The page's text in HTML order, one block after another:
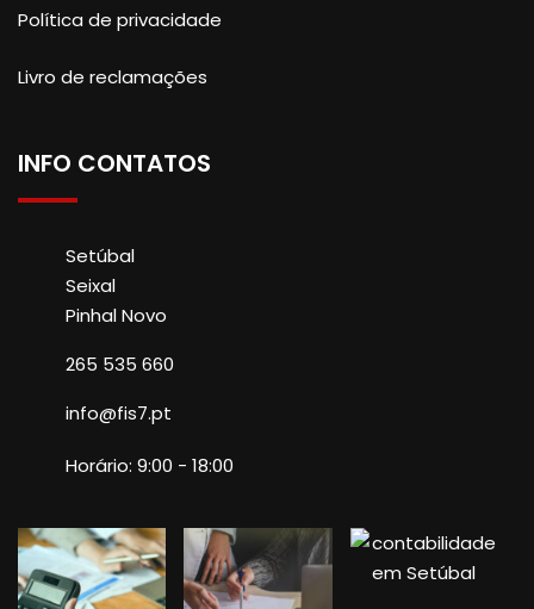
Política de privacidade
Livro de reclamações
INFO CONTATOS
Setúbal
Seixal
Pinhal Novo
265 535 660
info@fis7.pt
Horário: 9:00 - 18:00